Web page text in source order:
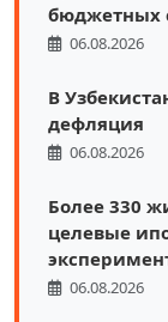
бюджетных
06.08.2026
В
дефляция
06.08.2026
Более 330
целевые
06.08.2026